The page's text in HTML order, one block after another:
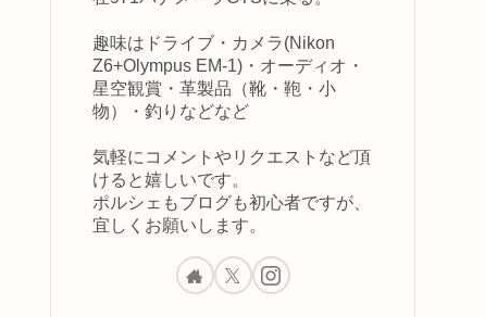
趣味はドライブ・カメラ(Nikon
Z6+Olympus EM-1)・オーディオ・
星空観賞・革製品（靴・鞄・小
物）・釣りなどなど
気軽にコメントやリクエストなど頂
けると嬉しいです。
ポルシェもブログも初心者ですが、
宜しくお願いします。